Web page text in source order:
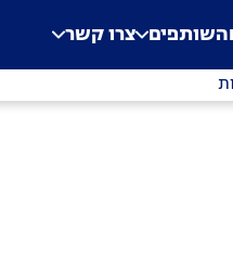
השותפים צרו קשר